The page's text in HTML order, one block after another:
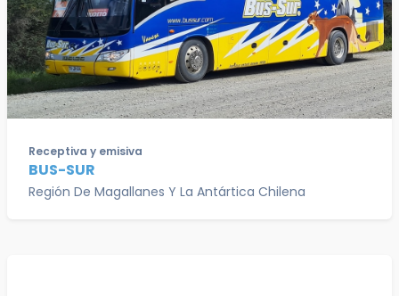
Receptiva y emisiva
BUS-SUR
Región De Magallanes Y La Antártica Chilena